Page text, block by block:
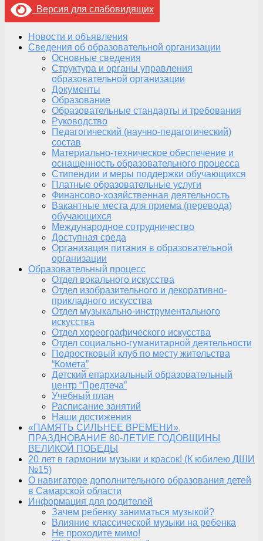
Версия для слабовидящих
Новости и объявления
Сведения об образовательной организации
Основные сведения
Структура и органы управления
образовательной организации
Документы
Образование
Образовательные стандарты и требования
Руководство
Педагогический (научно-педагогический)
состав
Материально-техническое обеспечение и
оснащенность образовательного процесса
Стипендии и меры поддержки обучающихся
Платные образовательные услуги
Финансово-хозяйственная деятельность
Вакантные места для приема (перевода)
обучающихся
Международное сотрудничество
Доступная среда
Организация питания в образовательной
организации
Образовательный процесс
Отдел вокального искусства
Отдел изобразительного и декоративно-
прикладного искусства
Отдел музыкально-инструментального
искусства
Отдел хореографического искусства
Отдел социально-гуманитарной деятельности
Подростковый клуб по месту жительства
“Комета”
Детский епархиальный образовательный
центр “Предтеча”
Учебный план
Расписание занятий
Наши достижения
«ПАМЯТЬ СИЛЬНЕЕ ВРЕМЕНИ»,
ПРАЗДНОВАНИЕ 80-ЛЕТИЕ ГОДОВЩИНЫ
ВЕЛИКОЙ ПОБЕДЫ
20 лет в гармонии музыки и красок! (К юбилею ДШИ
№15)
О навигаторе дополнительного образования детей
в Самарской области
Информация для родителей
Зачем ребенку заниматься музыкой?
Влияние классической музыки на ребенка
Не проходите мимо!